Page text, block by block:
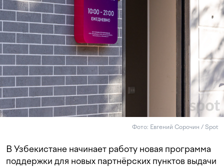
Фото: Евгений Сорочин / Spot
В Узбекистане начинает работу новая программа
поддержки для новых партнёрских пунктов выдачи